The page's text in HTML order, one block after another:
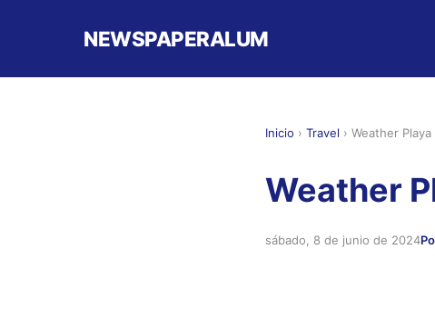
NEWSPAPERALUM
Inicio › Travel › Weather
Weather
sábado, 8 de junio de 2024